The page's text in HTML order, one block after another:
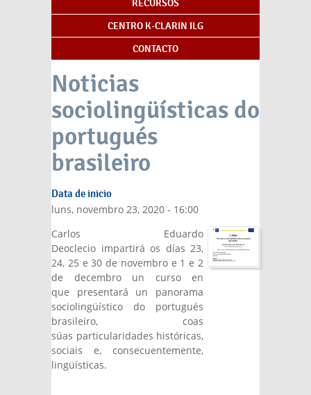
RECURSOS
CENTRO K-CLARIN ILG
CONTACTO
Noticias
sociolingüísticas do
portugués
brasileiro
Data de inicio
luns, novembro 23, 2020 - 16:00
Carlos Eduardo
Deoclecio impartirá os días 23,
24, 25 e 30 de novembro e 1 e 2
de decembro un curso en
que presentará un panorama
sociolingüístico do portugués
brasileiro, coas
súas particularidades históricas,
sociais e, consecuentemente,
lingüísticas.